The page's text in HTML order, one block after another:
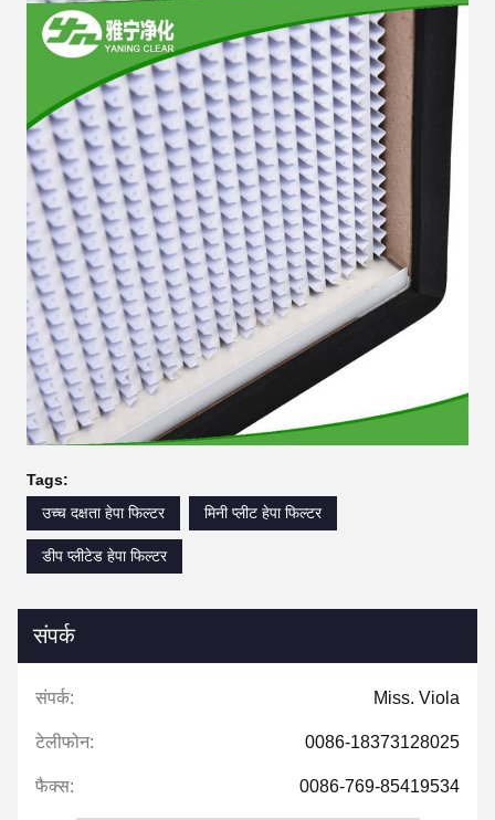
Tags:
उच्च दक्षता हेपा फिल्टर
मिनी प्लीट हेपा फिल्टर
डीप प्लीटेड हेपा फिल्टर
संपर्क
संपर्क: Miss. Viola
टेलीफोन: 0086-18373128025
फैक्स: 0086-769-85419534